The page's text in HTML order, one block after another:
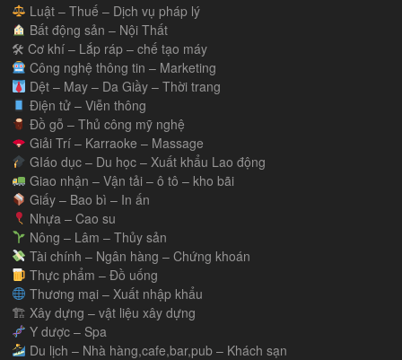
Luật – Thuế – Dịch vụ pháp lý
Bất động sản – Nội Thất
🛠 Cơ khí – Lắp ráp – chế tạo máy
Công nghệ thông tin – Marketing
Dệt – May – Da Giầy – Thời trang
Điện tử – Viễn thông
Đồ gỗ – Thủ công mỹ nghệ
Giải Trí – Karraoke – Massage
GIáo dục – Du học – Xuất khẩu Lao động
Giao nhận – Vận tải – ô tô – kho bãi
Giấy – Bao bì – In ấn
Nhựa – Cao su
Nông – Lâm – Thủy sản
Tài chính – Ngân hàng – Chứng khoán
Thực phẩm – Đồ uống
Thương mại – Xuất nhập khẩu
🏗 Xây dựng – vật liệu xây dựng
Y dược – Spa
Du lịch – Nhà hàng,cafe,bar,pub – Khách sạn